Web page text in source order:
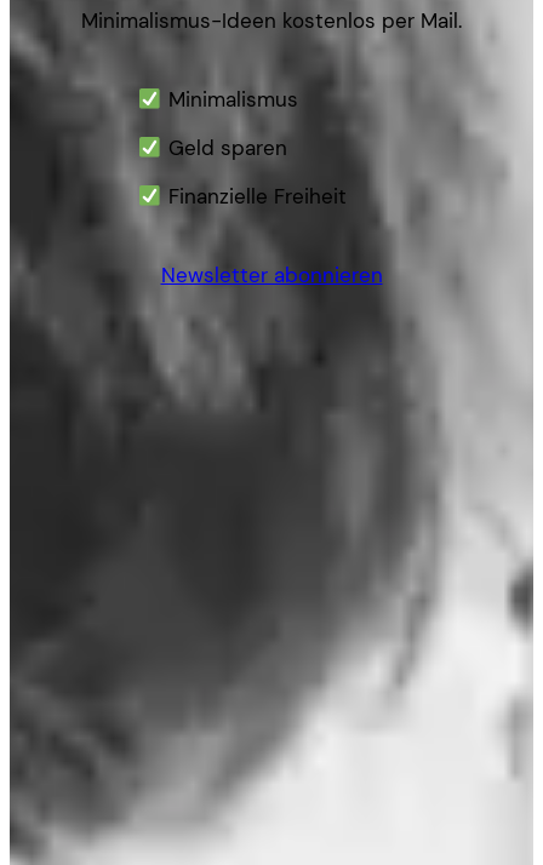
Minimalismus-Ideen kostenlos per Mail.
Minimalismus
Geld sparen
Finanzielle Freiheit
Newsletter abonnieren